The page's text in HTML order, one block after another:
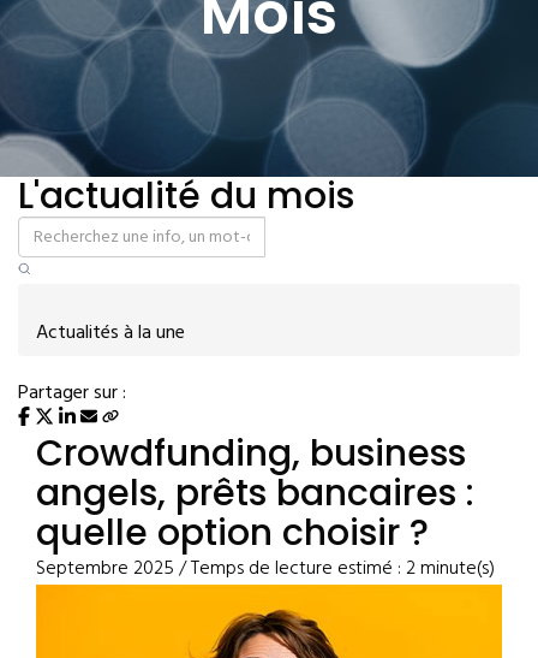
L'actualité du mois
Actualités à la une
Partager sur :
Crowdfunding, business
angels, prêts bancaires :
quelle option choisir ?
Septembre 2025 / Temps de lecture estimé : 2 minute(s)